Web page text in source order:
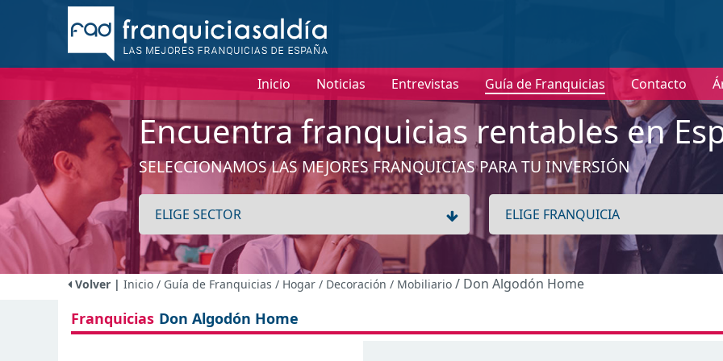
Inicio Noticias Entrevistas Guía de Franquicias Contacto
Encuentra franquicias rentables en
SELECCIONAMOS LAS MEJORES FRANQUICIAS PARA TU INVERSIÓN
Volver | Inicio / Guía de Franquicias / Hogar / Decoración / Mobiliario / Don Algodón Home
Franquicias Don Algodón Home
No tenemos información de la expansión de esta franquicia
Ver franquicias de Hogar / Decoración / Mobiliario